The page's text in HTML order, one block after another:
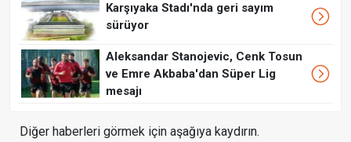
Karşıyaka Stadı'nda geri sayım
sürüyor
Aleksandar Stanojevic, Cenk Tosun
ve Emre Akbaba'dan Süper Lig
mesajı
Diğer haberleri görmek için aşağıya kaydırın.